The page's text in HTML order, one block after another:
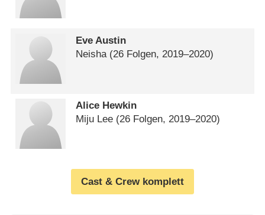
Eve Austin
Neisha(26 Folgen, 2019⁠–⁠2020)
Alice Hewkin
Miju Lee (26 Folgen, 2019⁠–⁠2020)
Cast & Crew komplett